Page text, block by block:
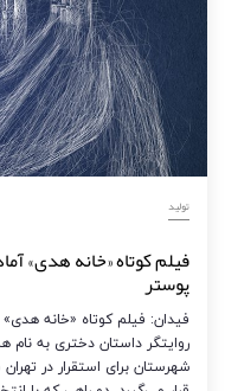
تولید
فیلم کوتاه «خانه هدی»
پوستر
فیدان: فیلم کوتاه «خانه
روایتگر داستان دختری به
شهرستان برای استقرار در